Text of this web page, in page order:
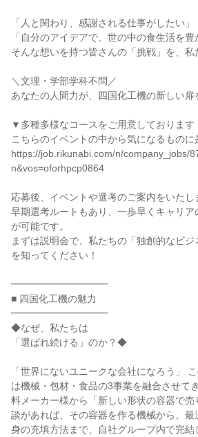
「人と関わり、感謝される仕事がしたい」
「自分のアイデアで、世の中の食生活を豊
そんな想いを持つ皆さんの「挑戦」を、私
＼文理・学部学科不問／
あなたの人間力が、四国化工機の新しい扉
▼多種多様なコースをご用意しております
こちらのイベントの中から気になるものに
https://job.rikunabi.com/n/company_jobs/
n&vos=oforhpcp0864
応募後、イベントや選考のご案内をいたし
早期選考ルートもあり、一歩早くキャリア
が可能です。
まずは説明会で、私たちの「独創的なビジ
を知ってください！
━━━━━━━━━━
■ 四国化工機の魅力
━━━━━━━━━━
◆なぜ、私たちは
「選ばれ続ける」のか？◆
「世界にないユニークな会社になろう」
は機械・包材・食品の3事業を融合させて
料メーカー様から「新しい形状の容器で
談があれば、その容器を作る機械から、最
身の充填方法まで、自社グループ内で完結